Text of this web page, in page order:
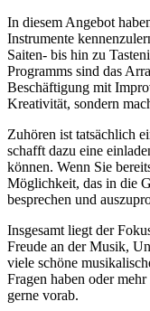
In diesem Angebot
Instrumente
Saiten- bis hin zu
Programms sind das
Beschäftigung mit
Kreativität, sondern
Zuhören ist tatsächlich
schafft dazu eine
können. Wenn Sie
Möglichkeit, das in die
besprechen und
Insgesamt liegt der
Freude an der Musik,
viele schöne
Fragen haben oder
gerne vorab.